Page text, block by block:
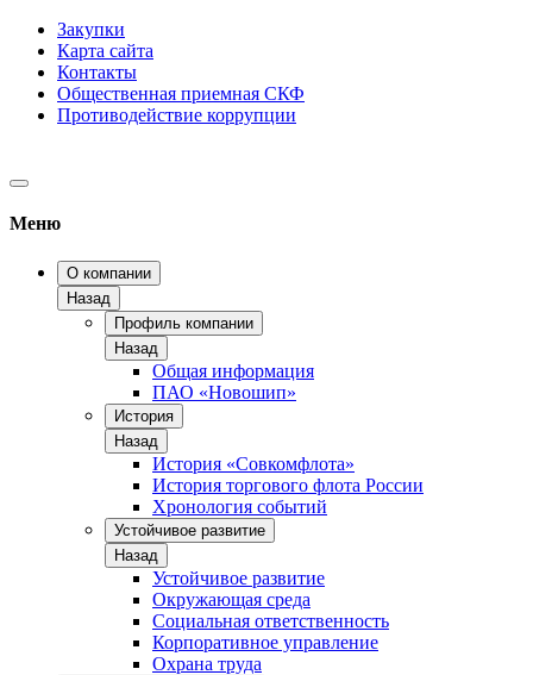
Закупки
Карта сайта
Контакты
Общественная приемная СКФ
Противодействие коррупции
Меню
О компании
Назад
Профиль компании
Назад
Общая информация
ПАО «Новошип»
История
Назад
История «Совкомфлота»
История торгового флота России
Хронология событий
Устойчивое развитие
Назад
Устойчивое развитие
Окружающая среда
Социальная ответственность
Корпоративное управление
Охрана труда